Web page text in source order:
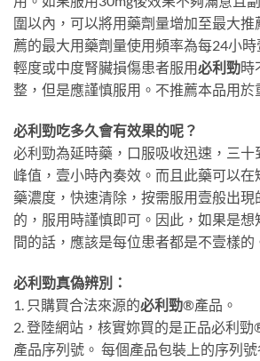
圍以內，可以將用藥劑量增加至最大推
薦的最大用藥劑量使用頻率為每24小
輕度或中度腎臟損傷患者服用必利勁時
整，但是應謹慎服用。不推薦本品用於
必利勁吃多久會有效果的呢？
必利勁為延時藥，口服吸收迅速，三
峰值，壹小時內奏效。而且此藥可以在
藥濃度，快速清除，按需服用壹般出
的，服用時謹慎即可。因此，如果是
間的話，應該是每位患者都是不壹樣的
必利勁真偽辨別：
1. 只購買合法來源的必利勁®產品。
2. 登陸網站，核實妳買的是正品必利
產品序列號。 每個產品包裝上的序列